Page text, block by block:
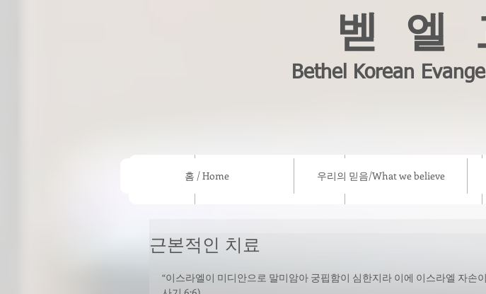
벧 엘
Bethel Korean
우리의 믿음/What we believe 설교 / Sermon Recordings
홈 / Home 우리의 믿음/What we believe
근본적인 치료
“이스라엘이 미디안으로 말미암아 궁핍함이 심한지라 이에 이스라엘 자손